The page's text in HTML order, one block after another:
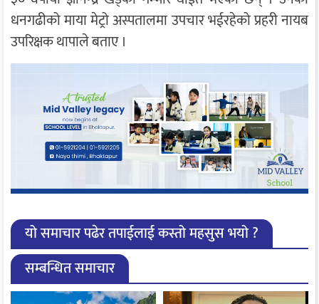
धनगढीको माया मेट्रो अस्पतालमा उपचार भईरहेको प्रहरी नायब
उपरिक्षक थापाले बताए ।
यो समाचार पढेर तपाईलाई कस्तो महसुस भयो ?
सम्बन्धित समाचार